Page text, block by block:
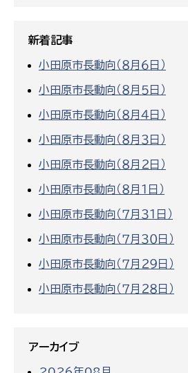
新着記事
小田原市長動向（８月６日）
小田原市長動向（８月５日）
小田原市長動向（８月４日）
小田原市長動向（８月３日）
小田原市長動向（８月２日）
小田原市長動向（８月１日）
小田原市長動向（７月３１日）
小田原市長動向（７月３０日）
小田原市長動向（７月２９日）
小田原市長動向（７月２８日）
アーカイブ